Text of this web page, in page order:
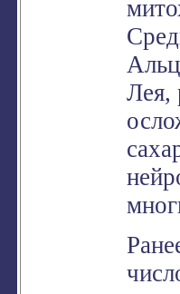
Лея,